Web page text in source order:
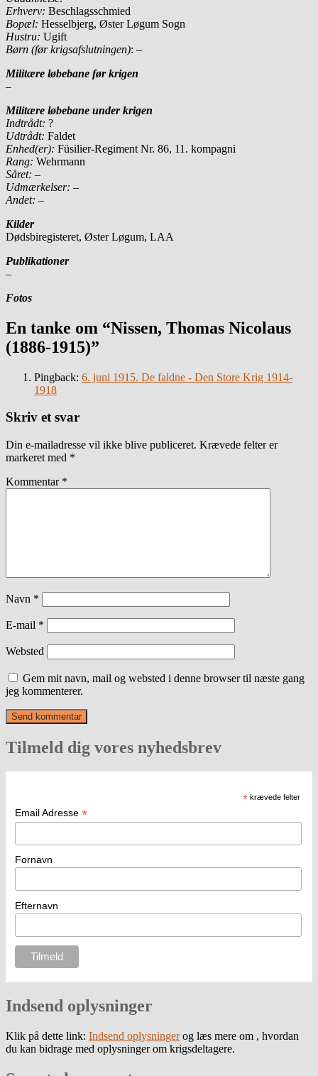
Erhverv: Beschlagsschmied
Bopæl: Hesselbjerg, Øster Løgum Sogn
Hustru: Ugift
Børn (før krigsafslutningen): –
Militære løbebane før krigen
–
Militære løbebane under krigen
Indtrådt: ?
Udtrådt: Faldet
Enhed(er): Füsilier-Regiment Nr. 86, 11. kompagni
Rang: Wehrmann
Såret: –
Udmærkelser: –
Andet: –
Kilder
Dødsbiregisteret, Øster Løgum, LAA
Publikationer
–
Fotos
En tanke om “Nissen, Thomas Nicolaus
(1886-1915)”
Pingback: 6. juni 1915. De faldne - Den Store Krig 1914-
1918
Skriv et svar
Din e-mailadresse vil ikke blive publiceret. Krævede felter er
markeret med *
Kommentar *
Navn *
E-mail *
Websted
Gem mit navn, mail og websted i denne browser til næste gang
jeg kommenterer.
Tilmeld dig vores nyhedsbrev
* krævede felter
Email Adresse *
Fornavn
Efternavn
Indsend oplysninger
Klik på dette link: Indsend oplysningerog læs mere om , hvordan
du kan bidrage med oplysninger om krigsdeltagere.